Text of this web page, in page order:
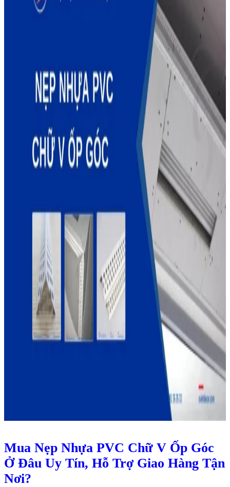
Mua Nẹp Nhựa PVC Chữ V Ốp Góc
Ở Đâu Uy Tín, Hỗ Trợ Giao Hàng Tận
Nơi?